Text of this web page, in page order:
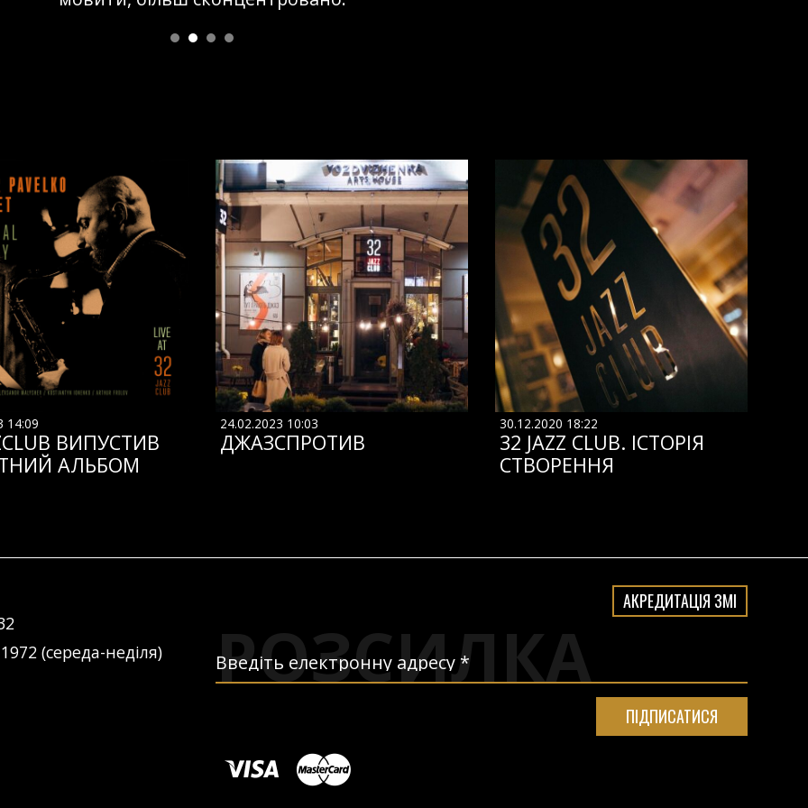
14:09
ВИПУСТИВ
АЛЬБОМ
24.02.2023 10:03
ДЖАЗСПРОТИВ
30.12.2020 18:22
32 JAZZ CLUB. ІСТОРІЯ
СТВОРЕННЯ
(середа-неділя)
АКРЕДИТАЦІЯ ЗМІ
РОЗСИЛКА